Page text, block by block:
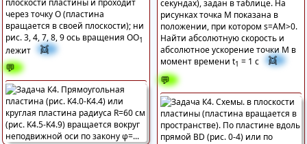
через точку О (пластина
вращается в своей плоскости); ни
рис. 3, 4, 7, 8, 9 ось вращения ОО1
лежит
👯
💬
секундах), задан в таблице. На
рисунках точка М показана в
положении, при котором s=AM>0.
Найти абсолютную скорость и
абсолютное ускорение точки М в
момент времени t1 = 1 c
👯
💬